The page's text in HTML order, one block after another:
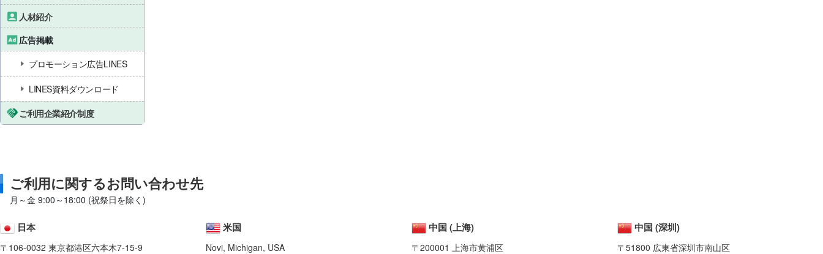
人材紹介
広告掲載
プロモーション広告LINES
LINES資料ダウンロード
ご利用企業紹介制度
ご利用に関するお問い合わせ先
月～金 9:00～18:00 (祝祭日を除く)
日本
〒106-0032 東京都港区六本木7-15-9
米国
Novi, Michigan, USA
中国 (上海)
〒200001 上海市黄浦区
中国 (深圳)
〒51800 広東省深圳市南山区